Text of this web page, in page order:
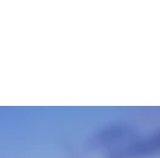
die Sorgen vergraben